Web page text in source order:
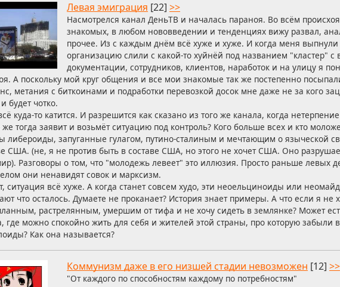
Левая эмиграция [22] >>
Насмотрелся канал ДеньТВ и началась параноя. Во всём
знакомых, в любом нововведении и тенденциях вижу развал,
прочее. Из с каждым днём всё хуже и хуже. И когда меня выпнули
организацию слили с какой-то хуйнёй под названием "кластер"
документации, сотрудников, клиентов, наработок и на улицу я
А поскольку мой круг общения и все мои знакомые так же постепенно
метания с биткоинами и подработки перевозкой досок мне даже не за кого
будет чотко.
куда-то катится. И разрешится как сказано из того же канала, когда
же тогда заявит и возьмёт ситуацию под контроль? Кого больше всех и кто
либероиды, запуганные гулагом, путино-сталиным и мечтающим о языческой
США. (не, я не против быть в составе США, но этого не хочет США. Оно
Разговоры о том, что "молодежь левеет" это иллюзия. Просто раньше левых
они ненавидят совок и марксизм.
ситуация всё хуже. А когда станет совсем худо, эти неоельциноиды или
что осталось. Думаете не проканает? История знает примеры. А что если я не
растрелянным, умершим от тифа и не хочу сидеть в землянке? Может
где можно спокойно жить для себя и жителей этой страны, про которую забыли
Как она называется?
Коммунизм даже в его низшей стадии невозможен [12] >>
"От каждого по способностям каждому по потребностям"